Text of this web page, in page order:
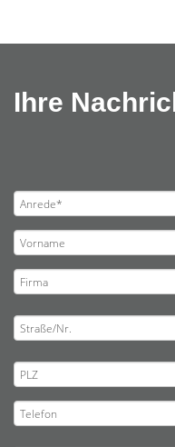
Ihre